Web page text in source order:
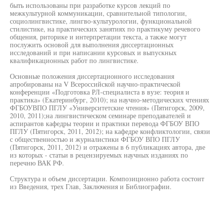
быть использованы при разработке курсов лекций по
межкультурной коммуникации, сравнительной типологии,
социолингвистике, лингво-культурологии, функциональной
стилистике, на практических занятиях по практикуму речевого
общения, риторике и интерпретации текста, а также могут
послужить основой для выполнения диссертационных
исследований и при написании курсовых и выпускных
квалификационных работ по лингвистике.
Основные положения диссертационного исследования
апробированы на V Всероссийской научно-практической
конференции «Подготовка РЛ-специалиста в вузе: теория и
практика» (Екатеринбург, 2010); на научно-методических чтениях
ФГБОУВПО ПГЛУ «Университетские чтения» (Пятигорск, 2009,
2010, 2011);на лингвистическом семинаре преподавателей и
аспирантов кафедры теории и практики перевода ФГБОУ ВПО
ПГЛУ (Пятигорск, 2011, 2012); на кафедре конфликтологии, связи
с общественностью и журналистики ФГБОУ ВПО ПГЛУ
(Пятигорск, 2011, 2012) и отражены в 6 публикациях автора, две
из которых - статьи в рецензируемых научных изданиях по
перечню ВАК РФ.
Структура и объем диссертации. Композиционно работа состоит
из Введения, трех Глав, Заключения и Библиографии.